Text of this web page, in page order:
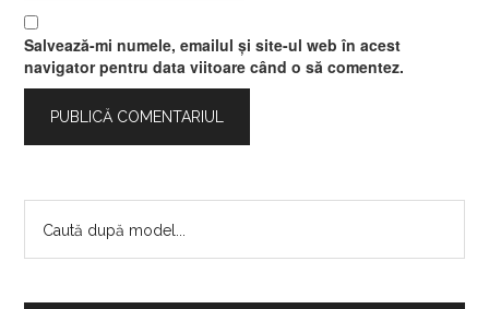
Salvează-mi numele, emailul și site-ul web în acest
navigator pentru data viitoare când o să comentez.